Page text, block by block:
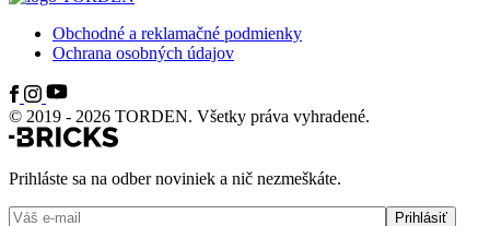
Obchodné a reklamačné podmienky
Ochrana osobných údajov
© 2019 - 2026 TORDEN. Všetky práva vyhradené.
Prihláste sa na odber noviniek a nič nezmeškáte.